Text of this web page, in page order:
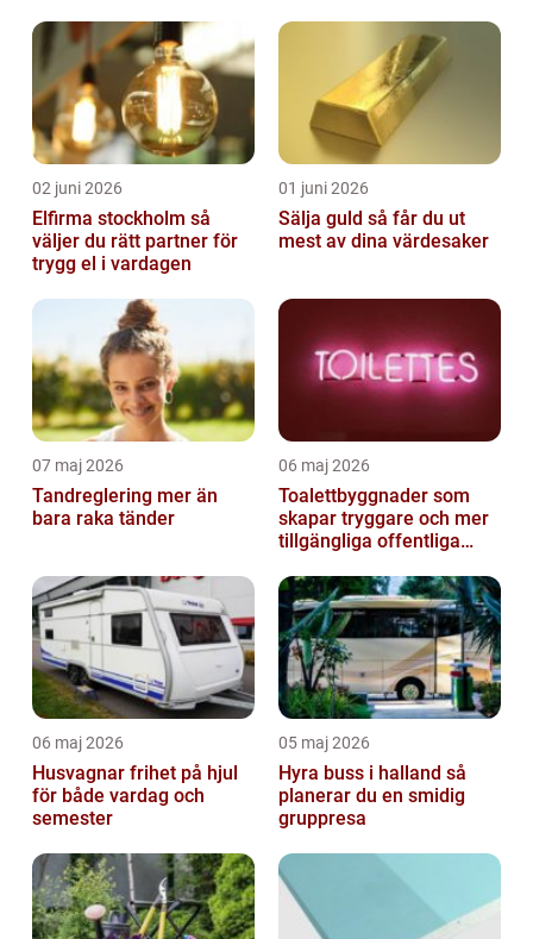
02 juni 2026
Elfirma stockholm så
väljer du rätt partner för
trygg el i vardagen
01 juni 2026
Sälja guld så får du ut
mest av dina värdesaker
07 maj 2026
Tandreglering mer än
bara raka tänder
06 maj 2026
Toalettbyggnader som
skapar tryggare och mer
tillgängliga offentliga
06 maj 2026
Husvagnar frihet på hjul
för både vardag och
semester
05 maj 2026
Hyra buss i halland så
planerar du en smidig
gruppresa